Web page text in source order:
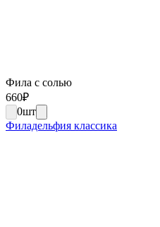
Фила с солью
660₽
0шт
Филадельфия классика